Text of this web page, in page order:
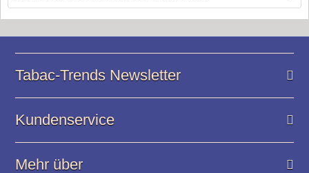
Tabac-Trends Newsletter
Kundenservice
Mehr über